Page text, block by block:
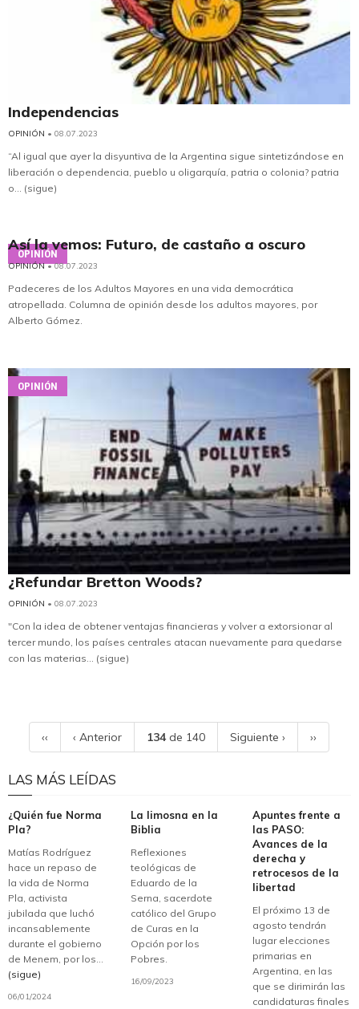
Independencias
OPINIÓN • 08.07.2023
“Al igual que ayer la disyuntiva de la Argentina sigue sintetizándose en
liberación o dependencia, pueblo u oligarquía, patria o colonia? patria
o... (sigue)
OPINIÓN
Así la vemos: Futuro, de castaño a oscuro
OPINIÓN• 08.07.2023
Padeceres de los Adultos Mayores en una vida democrática
atropellada. Columna de opinión desde los adultos mayores, por
Alberto Gómez.
OPINIÓN
¿Refundar Bretton Woods?
OPINIÓN • 08.07.2023
"Con la idea de obtener ventajas financieras y volver a extorsionar al
tercer mundo, los países centrales atacan nuevamente para quedarse
con las materias... (sigue)
‹‹ ‹ Anterior 134de 140 Siguiente › ››
LAS MÁS LEÍDAS
¿Quién fue Norma
Pla?
Matías Rodríguez
hace un repaso de
la vida de Norma
Pla, activista
jubilada que luchó
incansablemente
durante el gobierno
de Menem, por los...
(sigue)
06/01/2024
La limosna en la
Biblia
Reflexiones
teológicas de
Eduardo de la
Serna, sacerdote
católico del Grupo
de Curas en la
Opción por los
Pobres.
16/09/2023
Apuntes frente a
las PASO:
Avances de la
derecha y
retrocesos de la
libertad
El próximo 13 de
agosto tendrán
lugar elecciones
primarias en
Argentina, en las
que se dirimirán las
candidaturas finales